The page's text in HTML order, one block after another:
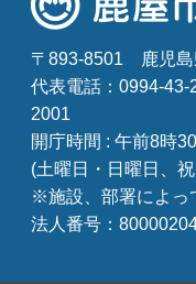
〒893-8501
鹿児
代表電話：0994-43-
2001
開庁時間 : 午前8時
(土曜日・日曜日、
※施設、部署によっ
法人番号：